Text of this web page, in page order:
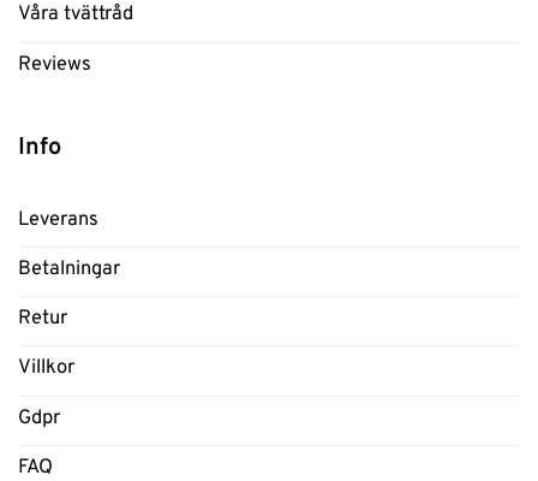
Våra tvättråd
Reviews
Info
Leverans
Betalningar
Retur
Villkor
Gdpr
FAQ